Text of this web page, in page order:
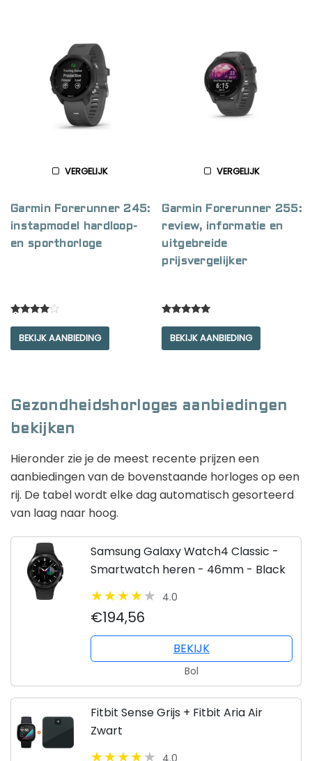
VERGELIJK
Garmin Forerunner 245:
instapmodel hardloop-
en sporthorloge
out of 5
BEKIJK AANBIEDING
VERGELIJK
Garmin Forerunner 255:
review, informatie en
uitgebreide
prijsvergelijker
out of 5
BEKIJK AANBIEDING
Gezondheidshorloges aanbiedingen
bekijken
Hieronder zie je de meest recente prijzen een
aanbiedingen van de bovenstaande horloges op een
rij. De tabel wordt elke dag automatisch gesorteerd
van laag naar hoog.
Samsung Galaxy Watch4 Classic -
Smartwatch heren - 46mm - Black
4.0
€194,56
BEKIJK
Bol
Fitbit Sense Grijs + Fitbit Aria Air
Zwart
4.0